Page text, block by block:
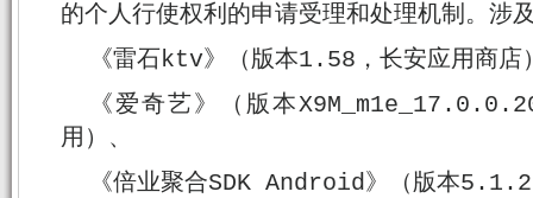
的个人行使权利的申请受理和处理机制。涉
《雷石ktv》（版本1.58，长安应用商店
《爱奇艺》（版本
用）、
《倍业聚合SDK Android》（版本